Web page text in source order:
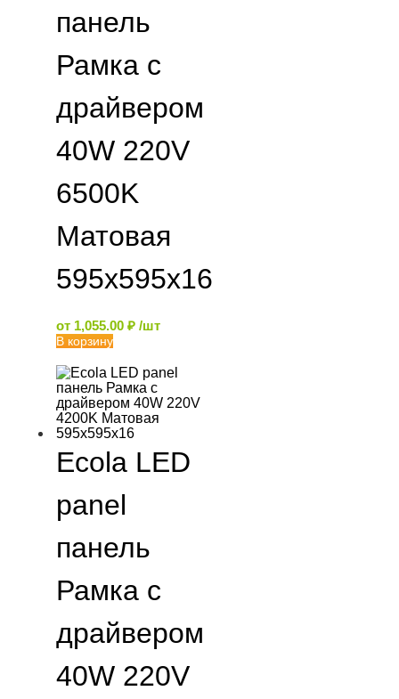
панель
Рамка с
драйвером
40W 220V
6500K
Матовая
595x595x16
от 1,055.00 ₽ /шт
В корзину
Ecola LED
panel
панель
Рамка с
драйвером
40W 220V